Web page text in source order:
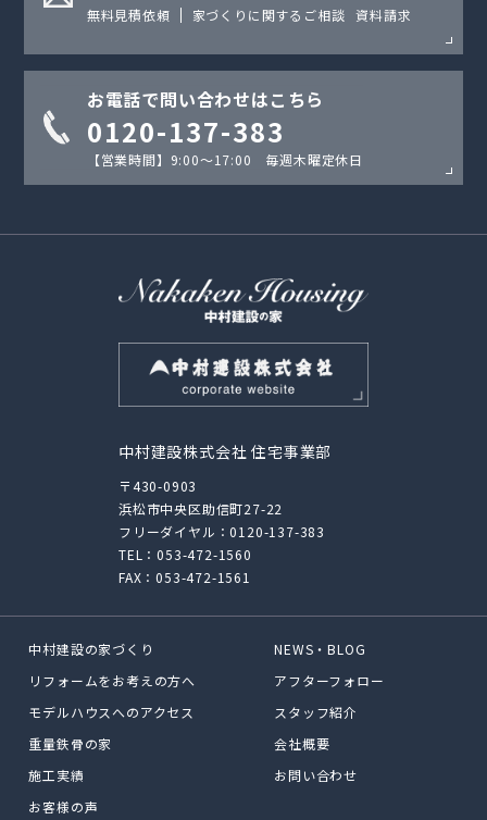
無料見積依頼 家づくりに関するご相談 資料請求
お電話で問い合わせはこちら
0120-137-383
【営業時間】9:00〜17:00 毎週木曜定休日
中村建設株式会社 住宅事業部
〒430-0903
浜松市中央区助信町27-22
フリーダイヤル：0120-137-383
TEL：053-472-1560
FAX：053-472-1561
中村建設の家づくり
リフォームをお考えの方へ
モデルハウスへのアクセス
重量鉄骨の家
施工実績
お客様の声
NEWS・BLOG
アフターフォロー
スタッフ紹介
会社概要
お問い合わせ